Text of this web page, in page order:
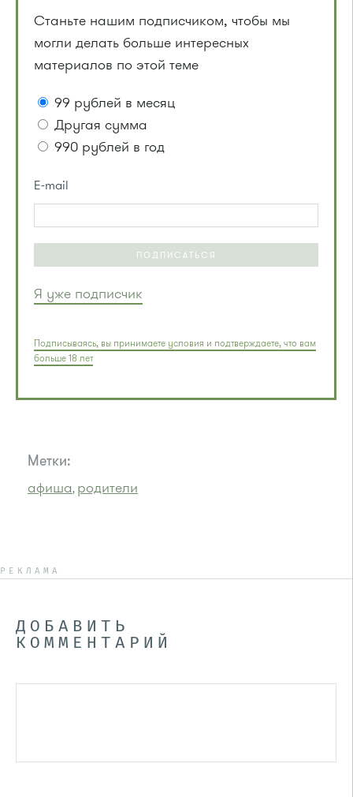
Станьте нашим подписчиком, чтобы мы
могли делать больше интересных
материалов по этой теме
99 рублей в месяц
Другая сумма
990 рублей в год
E-mail
ПОДПИСАТЬСЯ
Я уже подписчик
Подписываясь, вы принимаете условия и подтверждаете, что вам
больше 18 лет
Метки:
афиша, родители
РЕКЛАМА
ДОБАВИТЬ
КОММЕНТАРИЙ